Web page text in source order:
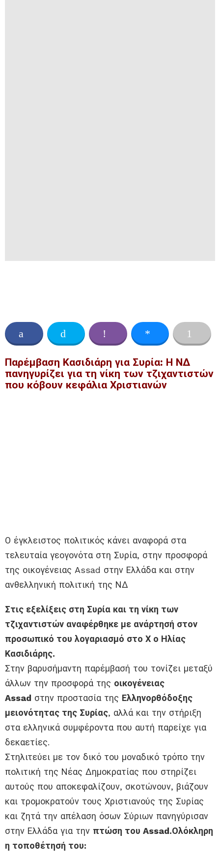
Παρέμβαση Κασιδιάρη για Συρία: Η ΝΔ
πανηγυρίζει για τη νίκη των τζιχαντιστών
που κόβουν κεφάλια Χριστιανών
Ο έγκλειστος πολιτικός κάνει αναφορά στα
τελευταία γεογονότα στη Συρία, στην προσφορά
της οικογένειας Assad στην Ελλάδα και στην
ανθελληνική πολιτική της ΝΔ
Στις εξελίξεις στη Συρία και τη νίκη των
τζιχαντιστών αναφέρθηκε με ανάρτησή στον
προσωπικό του λογαριασμό στο Χ ο Ηλίας
Κασιδιάρης.
Στην βαρυσήμαντη παρέμβασή του τονίζει μεταξύ
άλλων την προσφορά της οικογένειας
Assad στην προστασία της Ελληνορθόδοξης
μειονότητας της Συρίας, αλλά και την στήριξη
στα ελληνικά συμφέροντα που αυτή παρείχε για
δεκαετίες.
Στηλιτεύει με τον δικό του μοναδικό τρόπο την
πολιτική της Νέας Δημοκρατίας που στηρίζει
αυτούς που αποκεφαλίζουν, σκοτώνουν, βιάζουν
και τρομοκρατούν τους Χριστιανούς της Συρίας
και ζητά την απέλαση όσων Σύριων πανηγύρισαν
στην Ελλάδα για την πτώση του Assad.Ολόκληρη
η τοποθέτησή του: